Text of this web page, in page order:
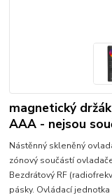
magnetický
AAA - nejsou
Nástěnný skleněný
zónový součástí
Bezdrátový RF
pásky. Ovládací